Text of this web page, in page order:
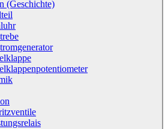
(Geschichte)